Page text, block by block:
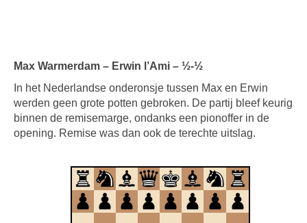
Max Warmerdam – Erwin l’Ami – ½-½
In het Nederlandse onderonsje tussen Max en Erwin
werden geen grote potten gebroken. De partij bleef keurig
binnen de remisemarge, ondanks een pionoffer in de
opening. Remise was dan ook de terechte uitslag.